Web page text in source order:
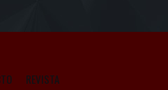
REVISTA